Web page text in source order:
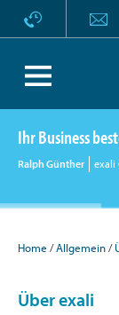
Ihr Business
Ralph Günther exali
Home Allgemein
Über exali